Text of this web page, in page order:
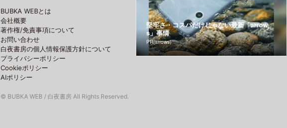
BUBKA WEBとは
会社概要
著作権/免責事項について
お問い合わせ
白夜書房の個人情報保護方針について
プライバシーポリシー
Cookieポリシー
AIポリシー
© BUBKA WEB / 白夜書房 All Rights Reserved.
堅牢さ・コスパだけじゃない最新「arrow
s」事情
PR(arrows)